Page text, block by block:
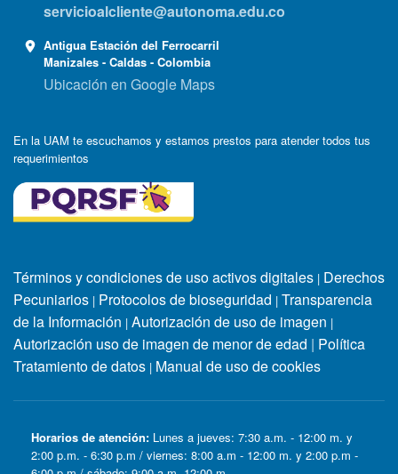
servicioalcliente@autonoma.edu.co
Antigua Estación del Ferrocarril
Manizales - Caldas - Colombia
Ubicación en Google Maps
En la UAM te escuchamos y estamos prestos para atender todos tus
requerimientos
Términos y condiciones de uso activos digitales | Derechos
Pecuniarios | Protocolos de bioseguridad | Transparencia
de la Información | Autorización de uso de imagen |
Autorización uso de imagen de menor de edad | Política
Tratamiento de datos | Manual de uso de cookies
Horarios de atención: Lunes a jueves: 7:30 a.m. - 12:00 m. y
2:00 p.m. - 6:30 p.m / viernes: 8:00 a.m - 12:00 m. y 2:00 p.m -